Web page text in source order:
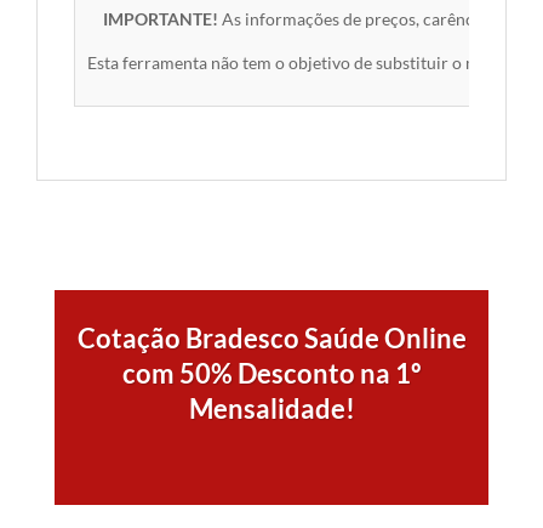
IMPORTANTE! As informações de preços, carências,
Esta ferramenta não tem o objetivo de substituir o material
Cotação Bradesco Saúde Online
com 50% Desconto na 1º
Mensalidade!